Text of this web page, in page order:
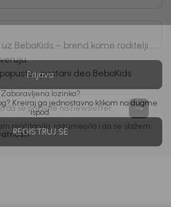
Prijava
Zaboravljena lozinka?
Kreiraj ga jednostavno klikom na dugme
ispod.
REGISTRUJ SE
BebaKids – brend kome roditelji
i postani deo BebaKids
da se prijavite na newsletter.
pročitao/la, razumeo/la i da se slažem